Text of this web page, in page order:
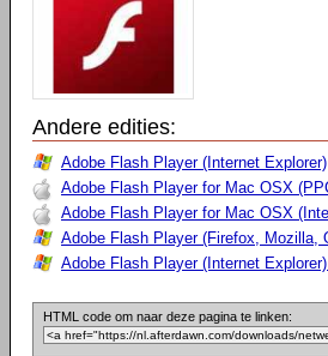
Andere edities:
Adobe Flash Player (Internet Explorer)
Adobe Flash Player for Mac OSX
Adobe Flash Player for Mac OSX
Adobe Flash Player (Firefox, Mozilla,
Adobe Flash Player (Internet
HTML code om naar deze pagina te linken: